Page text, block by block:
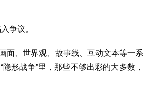
争议。
面、世界观、故事线、互动文本等一系
形战争”里，那些不够出彩的大多数，